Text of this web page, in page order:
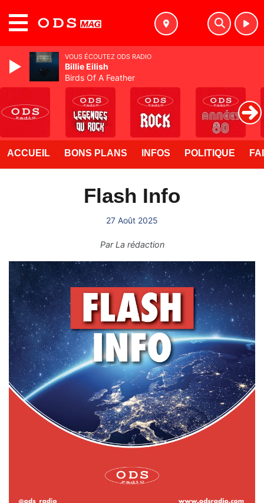
ACCUEIL BONS PLANS INFOS POLITIQUE
Flash Info
27 Août 2025
ParLa rédaction
VOUS ÉCOUTEZ ODS RADIO
Billie Eilish
Birds Of A Feather